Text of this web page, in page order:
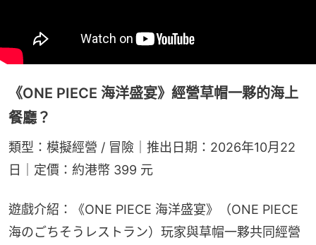
《ONE PIECE 海洋盛宴》經營草帽一夥的海上
餐廳？
類型：模擬經營 / 冒險｜推出日期：2026年10月22
日｜定價：約港幣 399 元
遊戲介紹：《ONE PIECE 海洋盛宴》（ONE PIECE
海のごちそうレストラン）玩家與草帽一夥共同經營